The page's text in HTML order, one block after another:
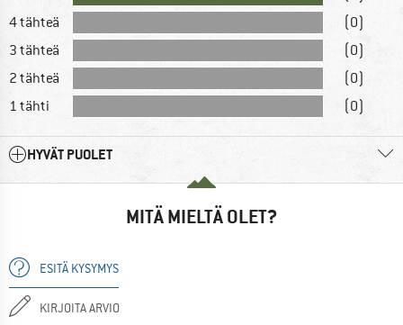
4 tähteä
(0)
3 tähteä
(0)
2 tähteä
(0)
1 tähti
(0)
HYVÄT PUOLET
MITÄ MIELTÄ OLET?
ESITÄ KYSYMYS
KIRJOITA ARVIO